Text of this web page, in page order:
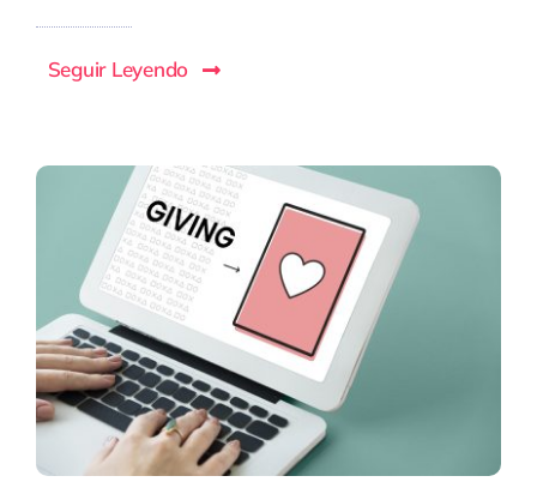
Seguir Leyendo